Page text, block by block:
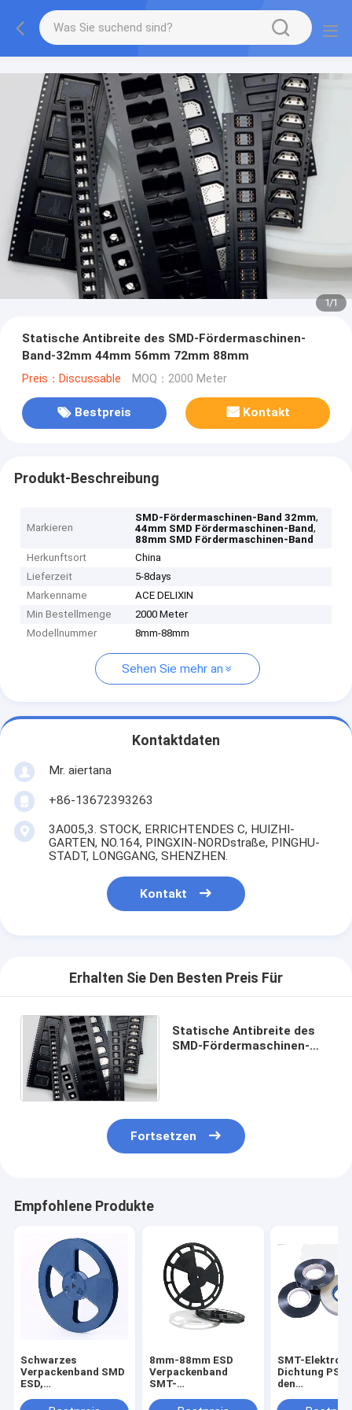
1/1
Statische Antibreite des SMD-Fördermaschinen-
Band-32mm 44mm 56mm 72mm 88mm
Preis：Discussable MOQ：2000 Meter
Bestpreis Kontakt
Produkt-Beschreibung
Markieren
SMD-Fördermaschinen-Band 32mm,
44mm SMD Fördermaschinen-Band,
88mm SMD Fördermaschinen-Band
Herkunftsort
China
Lieferzeit
5-8days
Markenname
ACE DELIXIN
Min Bestellmenge
2000 Meter
Modellnummer
8mm-88mm
Sehen Sie mehr an
Kontaktdaten
Mr. aiertana
+86-13672393263
3A005,3. STOCK, ERRICHTENDES C, HUIZHI-
GARTEN, NO.164, PINGXIN-NORDstraße, PINGHU-
STADT, LONGGANG, SHENZHEN.
Kontakt
Erhalten Sie Den Besten Preis Für
Statische Antibreite des
SMD-Fördermaschinen-
Fortsetzen
Empfohlene Produkte
Schwarzes
Verpackenband SMD
ESD,
Band SGS SMT
8mm-88mm ESD
Verpackenband
SMT-
Sicherungs-Perlen-
SMT-
Dichtung
den
Band-Splitter